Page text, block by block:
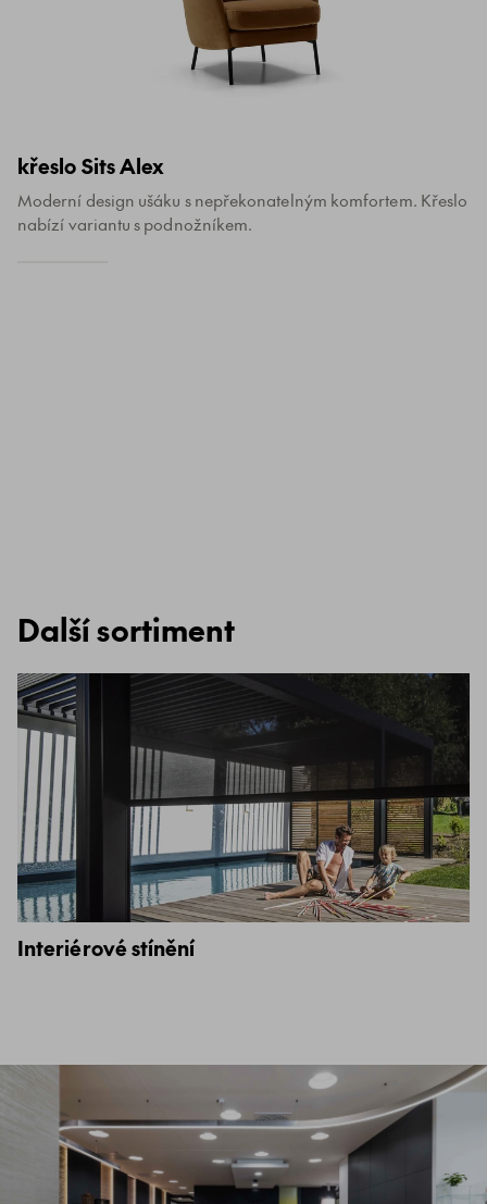
křeslo Sits Alex
Moderní design ušáku s nepřekonatelným komfortem. Křeslo
nabízí variantu s podnožníkem.
Další sortiment
Interiérové stínění